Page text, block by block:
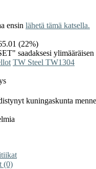
ensin lähetä tämä katsella.
(22%)
saadaksesi ylimääräisen
TW Steel TW1304
kuningaskunta
(0)